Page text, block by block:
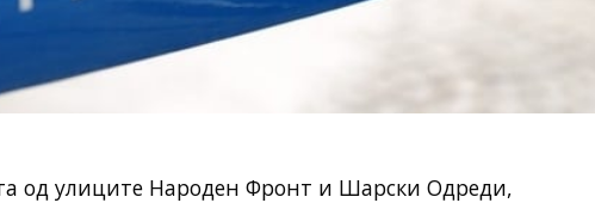
од улиците Народен Фронт и Шарски Одреди,